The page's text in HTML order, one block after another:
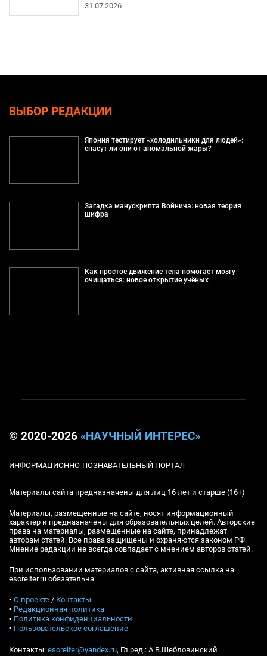
31.07.2026
ВЫБОР РЕДАКЦИИ
Япония тестирует «холодильники для людей»:
спасут ли они от аномальной жары?
Загадка манускрипта Войнича: новая теория
шифра
Как простое движение тела помогает мозгу
очищаться: новое открытие учёных
© 2020-2026 «НАУЧНЫЙ ИНТЕРЕС»
ИНФОРМАЦИОННО-ПОЗНАВАТЕЛЬНЫЙ ПОРТАЛ
Материалы сайта предназначены для лиц 16 лет и старше (16+)
Материалы, размещенные на сайте, носят информационный
характер и предназначены для образовательных целей. Авторские
права на материалы, размещенные на сайте, принадлежат
авторам статей. Все права защищены и охраняются законом РФ.
Мнение редакции не всегда совпадает с мнением авторов статей.
При использовании материалов с сайта, активная ссылка на
esoreiter.ru обязательна.
▪ О проекте / Контакты
▪ Редакционная политика
▪ Политика конфиденциальности
▪ Пользовательское соглашение
Контакты: esoreiter@yandex.ru, Гл.ред.: А.В.Шебловинский